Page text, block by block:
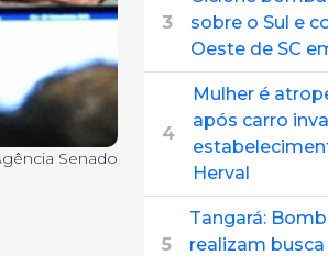
Senado
3
sobre o Sul e
Oeste de SC
4
Mulher é
após carro
Herval
5
Tangará:
realizam